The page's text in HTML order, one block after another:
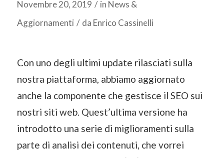
Novembre 20, 2019 / in News &
Aggiornamenti / da Enrico Cassinelli
Con uno degli ultimi update rilasciati sulla
nostra piattaforma, abbiamo aggiornato
anche la componente che gestisce il SEO sui
nostri siti web. Quest’ultima versione ha
introdotto una serie di miglioramenti sulla
parte di analisi dei contenuti, che vorrei